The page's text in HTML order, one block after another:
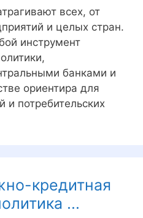
всех, от
и целых стран.
инструмент
банками и
ориентира для
и потребительских
кредитная
...